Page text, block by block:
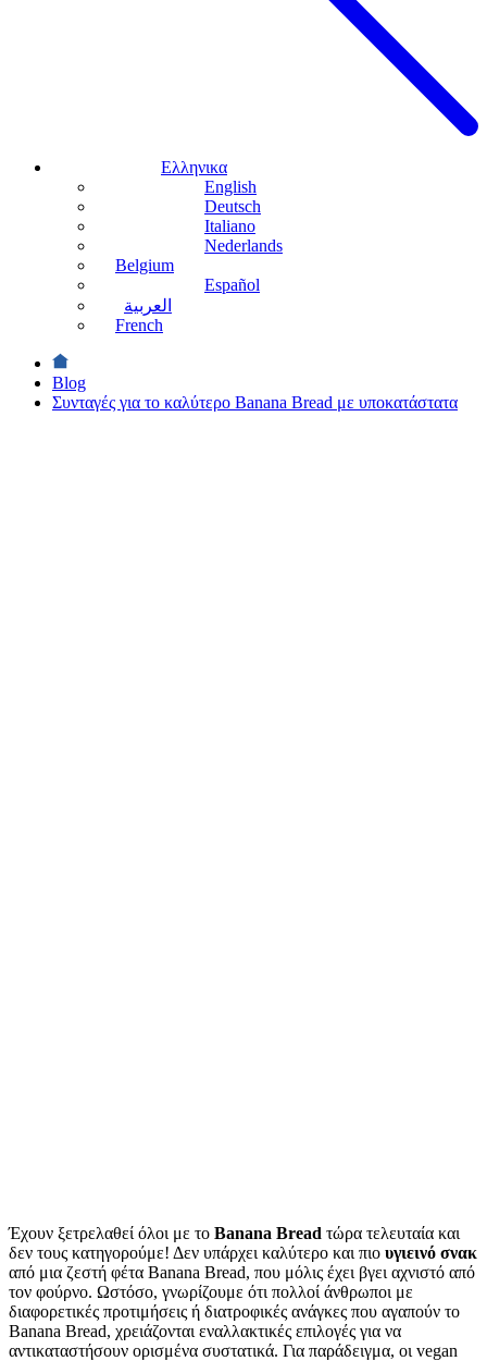
Ελληνικα
English
Deutsch
Italiano
Nederlands
Belgium
Español
العربية
French
Blog
Συνταγές για το καλύτερο Banana Bread με υποκατάστατα
Έχουν ξετρελαθεί όλοι με το Banana Bread τώρα τελευταία και
δεν τους κατηγορούμε! Δεν υπάρχει καλύτερο και πιο υγιεινό σνακ
από μια ζεστή φέτα Banana Bread, που μόλις έχει βγει αχνιστό από
τον φούρνο. Ωστόσο, γνωρίζουμε ότι πολλοί άνθρωποι με
διαφορετικές προτιμήσεις ή διατροφικές ανάγκες που αγαπούν το
Banana Bread, χρειάζονται εναλλακτικές επιλογές για να
αντικαταστήσουν ορισμένα συστατικά. Για παράδειγμα, οι vegan